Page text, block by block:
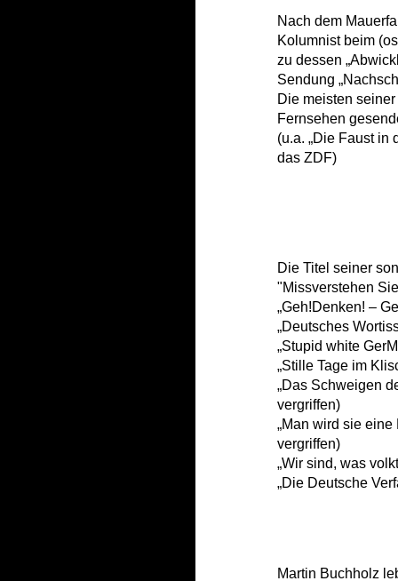
Nach dem
Kolumnist beim
zu dessen
Sendung
Die meisten
Fernsehen
(u.a. „Die Faust in
das ZDF)
Die Titel seiner
"Missverstehen
„Geh!Denken! –
„Deutsches
„Stupid white
„Stille Tage im
„Das Schweigen
vergriffen)
„Man wird sie
vergriffen)
„Wir sind, was
„Die Deutsche
Martin Buchholz